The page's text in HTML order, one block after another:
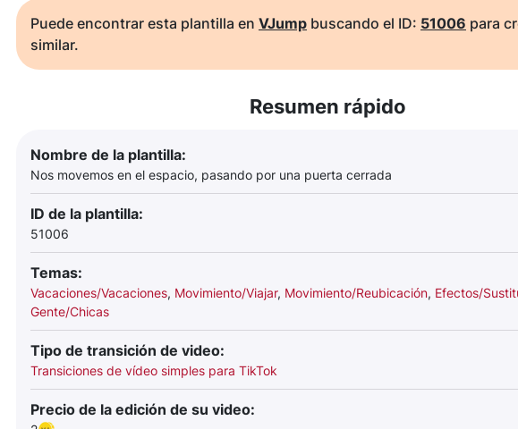
Puede encontrar esta plantilla en VJump buscando el ID: 51006 para
similar.
Resumen rápido
Nombre de la plantilla:
Nos movemos en el espacio, pasando por una puerta cerrada
ID de la plantilla:
51006
Temas:
Vacaciones/Vacaciones, Movimiento/Viajar, Movimiento/Reubicación, Efectos/
Gente/Chicas
Tipo de transición de video:
Transiciones de vídeo simples para TikTok
Precio de la edición de su video: